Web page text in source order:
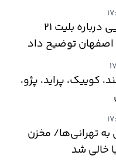
سازمان هواپیمایی درباره بلیت ۲۱
اصفهان توضیح داد
کوییک، پراید، پژو،
تهرانی‌ها/ مخزن
خالی شد